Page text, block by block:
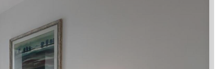
center, and complimentary newspapers in the lobby.
of space consisting of a conference center and
24 hours) and a train station pick-up service.